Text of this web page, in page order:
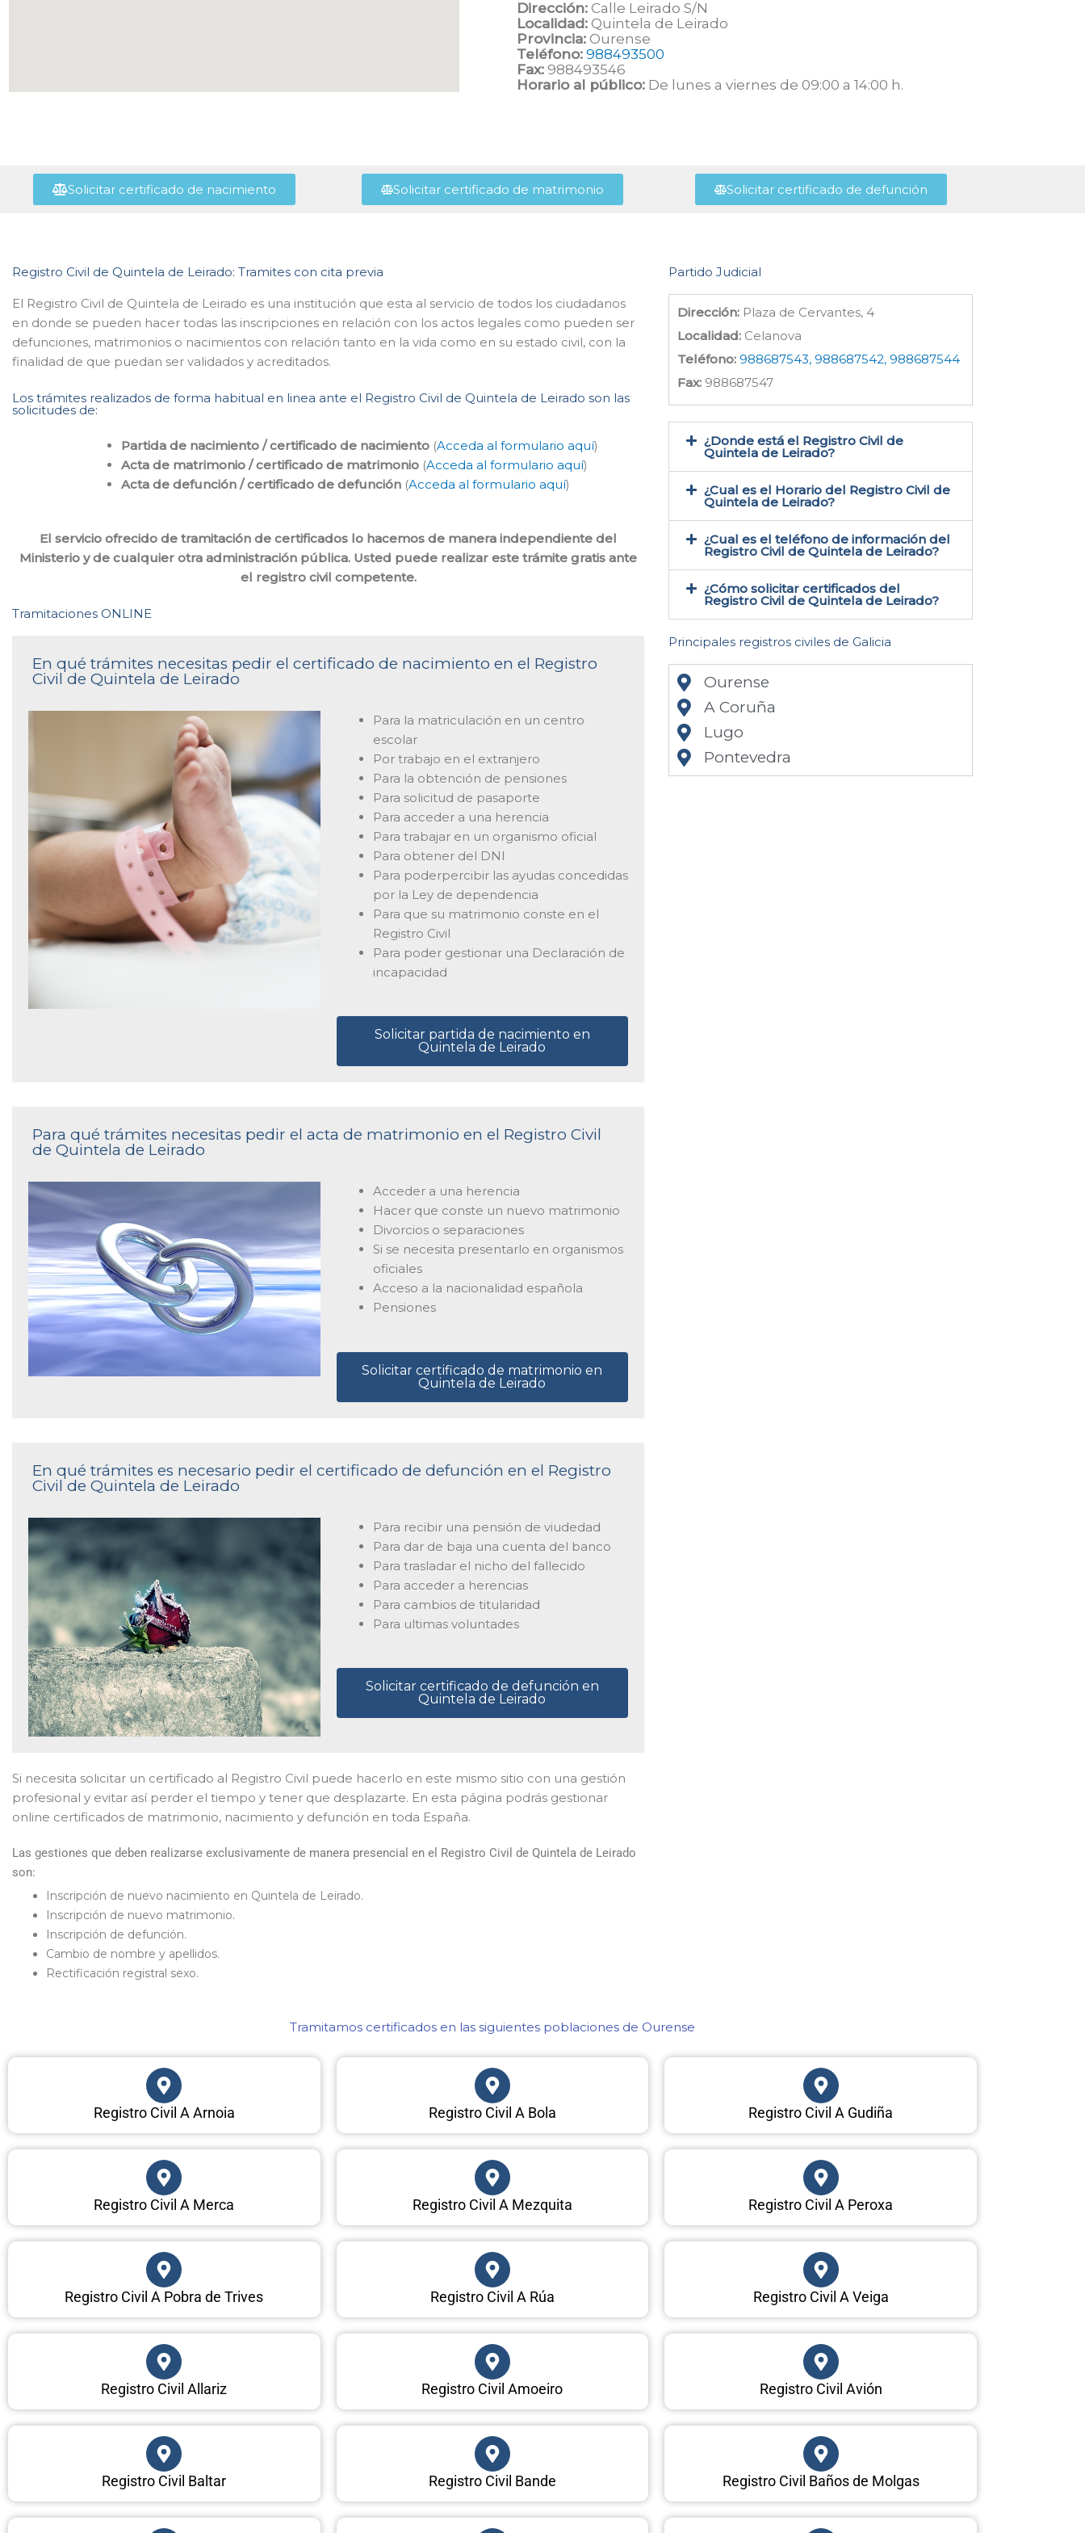
Dirección: Calle Leirado S/N
Localidad: Quintela de Leirado
Provincia: Ourense
Teléfono: 988493500
Fax: 988493546
Horario al público: De lunes a viernes de 09:00 a 14:00 h.
Solicitar certificado de nacimiento Solicitar certificado de matrimonio Solicitar certificado de defunción
Registro Civil de Quintela de Leirado: Tramites con cita previa
El Registro Civil de Quintela de Leirado es una institución que esta al servicio de todos los ciudadanos
en donde se pueden hacer todas las inscripciones en relación con los actos legales como pueden ser
defunciones, matrimonios o nacimientos con relación tanto en la vida como en su estado civil, con la
finalidad de que puedan ser validados y acreditados.
Los trámites realizados de forma habitual en linea ante el Registro Civil de Quintela de Leirado son las
solicitudes de:
Partida de nacimiento / certificado de nacimiento (Acceda al formulario aquí)
Acta de matrimonio / certificado de matrimonio (Acceda al formulario aquí)
Acta de defunción / certificado de defunción (Acceda al formulario aquí)
El servicio ofrecido de tramitación de certificados lo hacemos de manera independiente del
Ministerio y de cualquier otra administración pública. Usted puede realizar este trámite gratis ante
el registro civil competente.
Tramitaciones ONLINE
En qué trámites necesitas pedir el certificado de nacimiento en el Registro
Civil de Quintela de Leirado
Para la matriculación en un centro
escolar
Por trabajo en el extranjero
Para la obtención de pensiones
Para solicitud de pasaporte
Para acceder a una herencia
Para trabajar en un organismo oficial
Para obtener del DNI
Para poderpercibir las ayudas concedidas
por la Ley de dependencia
Para que su matrimonio conste en el
Registro Civil
Para poder gestionar una Declaración de
incapacidad
Solicitar partida de nacimiento en
Quintela de Leirado
Para qué trámites necesitas pedir el acta de matrimonio en el Registro Civil
de Quintela de Leirado
Acceder a una herencia
Hacer que conste un nuevo matrimonio
Divorcios o separaciones
Si se necesita presentarlo en organismos
oficiales
Acceso a la nacionalidad española
Pensiones
Solicitar certificado de matrimonio en
Quintela de Leirado
En qué trámites es necesario pedir el certificado de defunción en el Registro
Civil de Quintela de Leirado
Para recibir una pensión de viudedad
Para dar de baja una cuenta del banco
Para trasladar el nicho del fallecido
Para acceder a herencias
Para cambios de titularidad
Para ultimas voluntades
Solicitar certificado de defunción en
Quintela de Leirado
Si necesita solicitar un certificado al Registro Civil puede hacerlo en este mismo sitio con una gestión
profesional y evitar así perder el tiempo y tener que desplazarte. En esta página podrás gestionar
online certificados de matrimonio, nacimiento y defunción en toda España.
Las gestiones que deben realizarse exclusivamente de manera presencial en el Registro Civil de Quintela de Leirado
son:
Inscripción de nuevo nacimiento en Quintela de Leirado.
Inscripción de nuevo matrimonio.
Inscripción de defunción.
Cambio de nombre y apellidos.
Rectificación registral sexo.
Partido Judicial
Dirección: Plaza de Cervantes, 4
Localidad: Celanova
Teléfono: 988687543, 988687542, 988687544
Fax: 988687547
¿Donde está el Registro Civil de
Quintela de Leirado​?
¿Cual es el Horario del Registro Civil de
Quintela de Leirado?
¿Cual es el teléfono de información del
Registro Civil de Quintela de Leirado​?
¿Cómo solicitar certificados del
Registro Civil de Quintela de Leirado​?
Principales registros civiles de Galicia
Ourense
A Coruña
Lugo
Pontevedra
Tramitamos certificados en las siguientes poblaciones de Ourense​
Registro Civil A Arnoia Registro Civil A Bola Registro Civil A Gudiña
Registro Civil A Merca Registro Civil A Mezquita Registro Civil A Peroxa
Registro Civil A Pobra de Trives Registro Civil A Rúa Registro Civil A Veiga
Registro Civil Allariz Registro Civil Amoeiro Registro Civil Avión
Registro Civil Baltar Registro Civil Bande Registro Civil Baños de Molgas